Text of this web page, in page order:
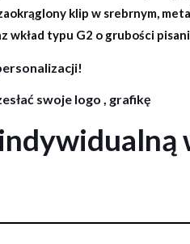
klip w srebrnym,
wkład typu G2 o grubości
swoje logo , grafikę